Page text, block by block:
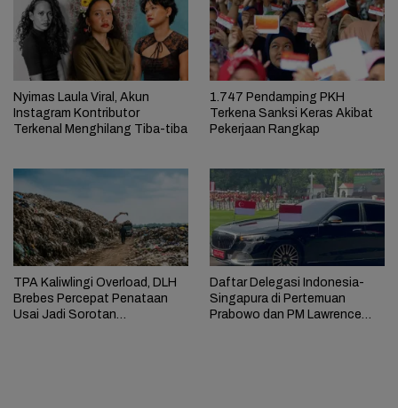
Nyimas Laula Viral, Akun
Instagram Kontributor
Terkenal Menghilang Tiba-tiba
1.747 Pendamping PKH
Terkena Sanksi Keras Akibat
Pekerjaan Rangkap
TPA Kaliwlingi Overload, DLH
Brebes Percepat Penataan
Usai Jadi Sorotan
Daftar Delegasi Indonesia-
Singapura di Pertemuan
Prabowo dan PM Lawrence